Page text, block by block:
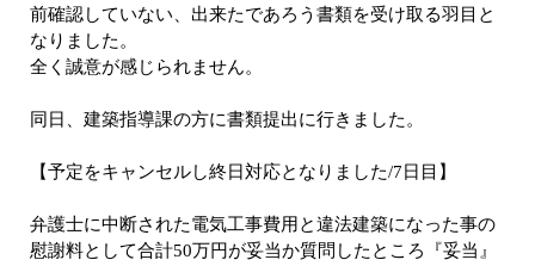
前確認していない、出来たであろう書類を受け取る羽目と
なりました。
全く誠意が感じられません。
同日、建築指導課の方に書類提出に行きました。
【予定をキャンセルし終日対応となりました/7日目】
弁護士に中断された電気工事費用と違法建築になった事の
慰謝料として合計50万円が妥当か質問したところ『妥当』